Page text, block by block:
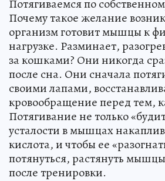
Потягиваемся по
Почему такое желание
организм готовит мышцы к
нагрузке. Разминает,
за кошками? Они никогда
после сна. Они сначала
своими лапами,
кровообращение перед тем,
Потягивание не только
усталости в мышцах
кислота, и чтобы ее
потянуться, растянуть
после тренировки.